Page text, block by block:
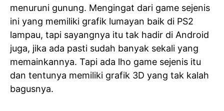
menuruni gunung. Mengingat dari game sejenis
ini yang memiliki grafik lumayan baik di PS2
lampau, tapi sayangnya itu tak hadir di Android
juga, jika ada pasti sudah banyak sekali yang
memainkannya. Tapi ada lho game sejenis itu
dan tentunya memiliki grafik 3D yang tak kalah
bagusnya.